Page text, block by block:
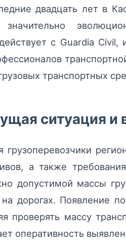
двадцать лет в
значительно
с Guardia
транспортных
ситуация и
грузоперевозчики
а также
допустимой массы
на дорогах. Появление
проверять массу
оперативность